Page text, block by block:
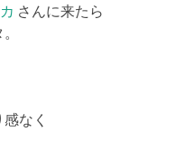
さんに来たら
なく